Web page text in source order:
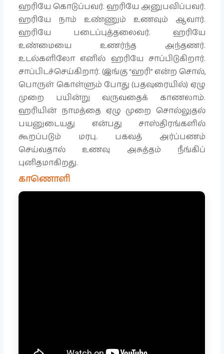
ஹரியே கொடுப்பவர். ஹரியே அனுபவிப்பவர்.
ஹரியே நாம் உண்ணும் உணவும் ஆவார்.
ஹரியே படைப்புத்தலைவர். ஹரியே
உண்மையை உணர்ந்த அந்தணர்.
உடல்களிலோ எனில் ஹரியே சாப்பிடுகிறார்.
சாப்பிடச்செய்கிறார். (இங்கு “ஹரி” என்ற சொல்,
பொருள் கொள்ளும் போது (பதவுரையில்) ஏழு
முறை பயின்று வருவதைக் காணலாம்.
ஹரியின் நாமத்தை ஏழு முறை சொல்லுதல்
பயனுடையது என்பது சாஸ்திரங்களில்
கூறப்படும் மரபு. பகவத் அர்ப்பணம்
செய்வதால் உணவு அசுத்தம் நீங்கிப்
புனிதமாகிறது.
காணொளி